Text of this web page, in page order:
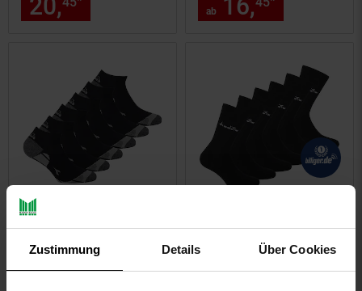
Zustimmung Details Über Cookies
20, € Sternchen
ab 16,
Unisex Socken
ab 20, ab 20, € Sternchen
ab 20, ab 20,